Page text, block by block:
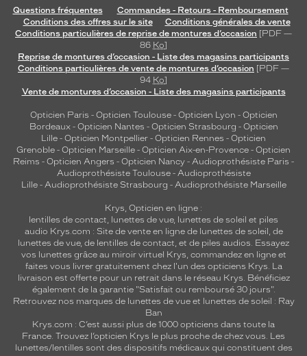
Questions fréquentes
Commandes - Retours - Remboursement
Conditions des offres sur le site
Conditions générales de vente
Conditions particulières de reprise de montures d’occasion [PDF —
86 Ko]
Reprise de montures d’occasion - Liste des magasins participants
Conditions particulières de vente de montures d’occasion [PDF —
94 Ko]
Vente de montures d’occasion - Liste des magasins participants
Opticien Paris - Opticien Toulouse- Opticien Lyon - Opticien
Bordeaux- Opticien Nantes - Opticien Strasbourg - Opticien
Lille - Opticien Montpellier - Opticien Rennes - Opticien
Grenoble - Opticien Marseille - Opticien Aix-en-Provence - Opticien
Reims - Opticien Angers - Opticien Nancy - Audioprothésiste Paris -
Audioprothésiste Toulouse- Audioprothésiste
Lille- Audioprothésiste Strasbourg - Audioprothésiste Marseille
Krys, Opticien en ligne :
lentilles de contact, lunettes de vue, lunettes de soleil et piles
audio Krys.com : Site de vente en ligne de lunettes de soleil, de
lunettes de vue, de lentilles de contact, et de piles audios. Essayez
vos lunettes grâce au miroir virtuel Krys, commandez en ligne et
faites vous livrer gratuitement chez l'un des opticiens Krys. La
livraison est offerte pour un retrait dans le réseau Krys. Bénéficiez
également de la garantie "Satisfait ou remboursé 30 jours".
Retrouvez nos marques de lunettes de vue et lunettes de soleil : Ray
Ban
Krys.com : C’est aussi plus de 1000 opticiens dans toute la
France. Trouvez l’opticien Krys le plus proche de chez vous. Les
lunettes/lentilles sont des dispositifs médicaux qui constituent des